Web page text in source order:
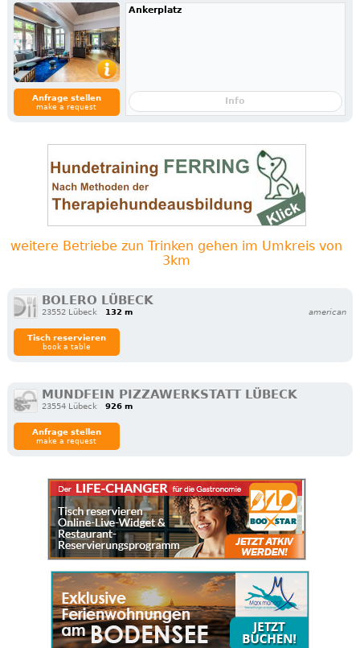
Anfrage stellen
make a request
Ankerplatz
Info
weitere Betriebe zun Trinken gehen im Umkreis von
3km
BOLERO LÜBECK
23552 Lübeck 132 m american
Tisch reservieren
book a table
MUNDFEIN PIZZAWERKSTATT LÜBECK
23554 Lübeck 926 m
Anfrage stellen
make a request